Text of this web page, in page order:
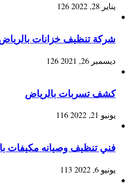
يناير 28, 2022 126
شركة تنظيف خزانات
ديسمبر 26, 2021 126
كشف تسربات بالرياض
يونيو 21, 2022 116
فني تنظيف وصيانه مكيفات
يونيو 6, 2022 113